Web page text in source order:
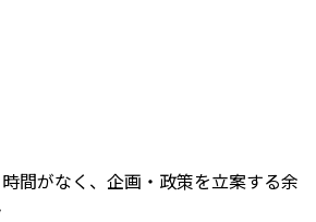
時間がなく、企画・政策を立案する余